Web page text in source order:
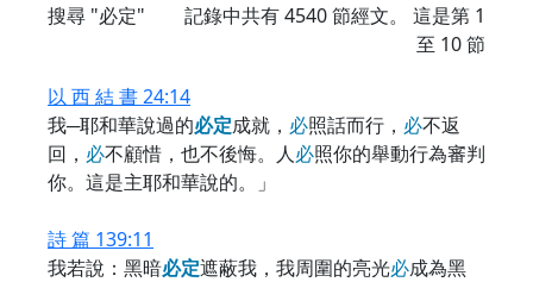
搜尋 "必定" 記錄中共有4540節經文。 這是第 1
至 10 節
以 西 結 書 24:14
我─耶和華說過的必定成就， 必照話而行， 必不返
回， 必不顧惜，也不後悔。人必照你的舉動行為審判
你。這是主耶和華說的。」
詩 篇 139:11
我若說：黑暗必定遮蔽我，我周圍的亮光必成為黑